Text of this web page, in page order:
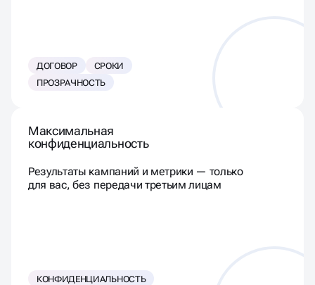
ДОГОВОР
СРОКИ
ПРОЗРАЧНОСТЬ
Максимальная
конфиденциальность
Результаты кампаний и метрики — только
для вас, без передачи третьим лицам
КОНФИДЕНЦИАЛЬНОСТЬ